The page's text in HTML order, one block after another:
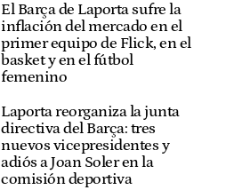
El Barça de Laporta sufre la
inflación del mercado en el
primer equipo de Flick, en el
basket y en el fútbol
femenino
Laporta reorganiza la junta
directiva del Barça: tres
nuevos vicepresidentes y
adiós a Joan Soler en la
comisión deportiva